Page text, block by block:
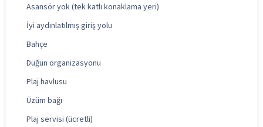
Asansör yok (tek katlı konaklama yeri)
İyi aydınlatılmış giriş yolu
Bahçe
Düğün organizasyonu
Plaj havlusu
Üzüm bağı
Plaj servisi (ücretli)